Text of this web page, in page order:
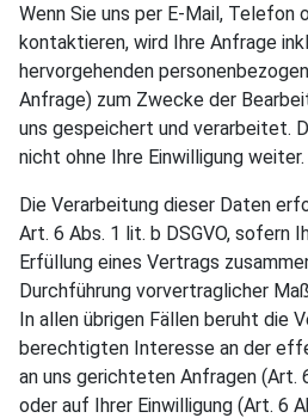
Wenn Sie uns per E-Mail, Telefon
kontaktieren, wird Ihre Anfrage
hervorgehenden
Anfrage) zum Zwecke der
uns gespeichert und verarbeitet.
nicht ohne Ihre Einwilligung weiter.
Die Verarbeitung dieser Daten
Art. 6 Abs. 1 lit. b DSGVO, sofern
Erfüllung eines Vertrags
Durchführung vorvertraglicher
In allen übrigen Fällen beruht die
berechtigten Interesse an der
an uns gerichteten Anfragen (Art.
oder auf Ihrer Einwilligung (Art. 6